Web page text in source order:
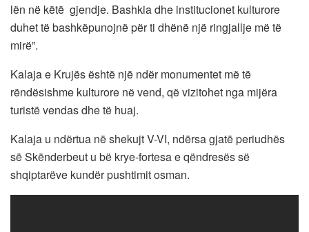
lën në këtë gjendje. Bashkia dhe institucionet kulturore
duhet të bashkëpunojnë për ti dhënë një ringjallje më të
mirë”.
Kalaja e Krujës është një ndër monumentet më të
rëndësishme kulturore në vend, që vizitohet nga mijëra
turistë vendas dhe të huaj.
Kalaja u ndërtua në shekujt V-VI, ndërsa gjatë periudhës
së Skënderbeut u bë krye-fortesa e qëndresës së
shqiptarëve kundër pushtimit osman.